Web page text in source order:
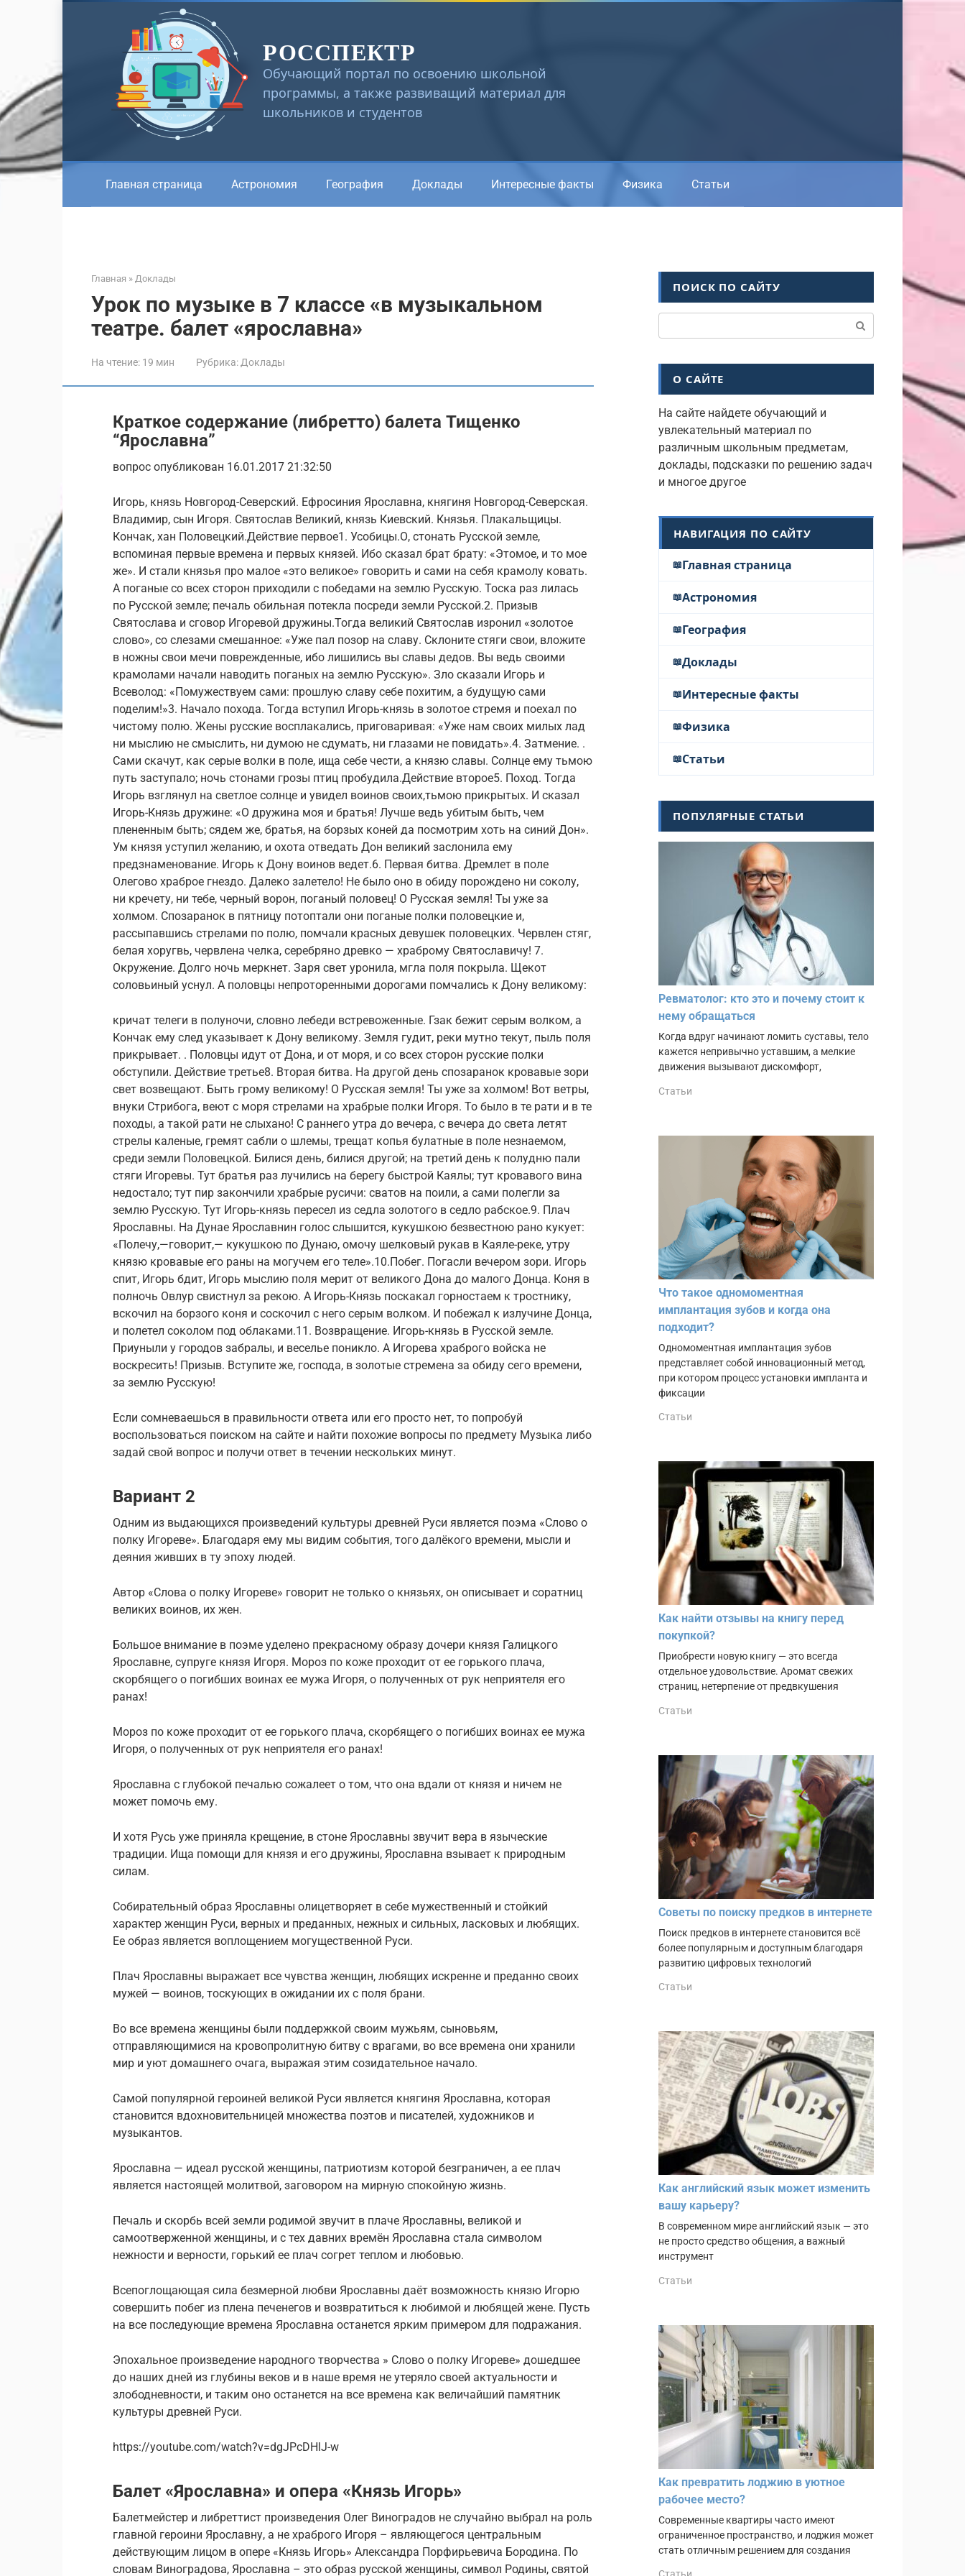
РОССПЕКТР
Обучающий портал по освоению школьной
программы, а также развиващий материал для
школьников и студентов
Главная страница Астрономия География Доклады Интересные факты Физика Статьи
Главная » Доклады
Урок по музыке в 7 классе «в музыкальном
театре. балет «ярославна»
На чтение: 19 мин Рубрика: Доклады
Краткое содержание (либретто) балета Тищенко
“Ярославна”
вопрос опубликован 16.01.2017 21:32:50
Игорь, князь Новгород-Северский. Ефросиния Ярославна, княгиня Новгород-Северская.
Владимир, сын Игоря. Святослав Великий, князь Киевский. Князья. Плакальщицы.
Кончак, хан Половецкий.Действие первое1. Усобицы.О, стонать Русской земле,
вспоминая первые времена и первых князей. Ибо сказал брат брату: «Этомое, и то мое
же». И стали князья про малое «это великое» говорить и сами на себя крамолу ковать.
А поганые со всех сторон приходили с победами на землю Русскую. Тоска раз лилась
по Русской земле; печаль обильная потекла посреди земли Русской.2. Призыв
Святослава и сговор Игоревой дружины.Тогда великий Святослав изронил «золотое
слово», со слезами смешанное: «Уже пал позор на славу. Склоните стяги свои, вложите
в ножны свои мечи поврежденные, ибо лишились вы славы дедов. Вы ведь своими
крамолами начали наводить поганых на землю Русскую». Зло сказали Игорь и
Всеволод: «Помужествуем сами: прошлую славу себе похитим, а будущую сами
поделим!»3. Начало похода. Тогда вступил Игорь-князь в золотое стремя и поехал по
чистому полю. Жены русские восплакались, приговаривая: «Уже нам своих милых лад
ни мыслию не смыслить, ни думою не сдумать, ни глазами не повидать».4. Затмение. .
Сами скачут, как серые волки в поле, ища себе чести, а князю славы. Солнце ему тьмою
путь заступало; ночь стонами грозы птиц пробудила.Действие второе5. Поход. Тогда
Игорь взглянул на светлое солнце и увидел воинов своих,тьмою прикрытых. И сказал
Игорь-Князь дружине: «О дружина моя и братья! Лучше ведь убитым быть, чем
плененным быть; сядем же, братья, на борзых коней да посмотрим хоть на синий Дон».
Ум князя уступил желанию, и охота отведать Дон великий заслонила ему
предзнаменование. Игорь к Дону воинов ведет.6. Первая битва. Дремлет в поле
Олегово храброе гнездо. Далеко залетело! Не было оно в обиду порождено ни соколу,
ни кречету, ни тебе, черный ворон, поганый половец! О Русская земля! Ты уже за
холмом. Спозаранок в пятницу потоптали они поганые полки половецкие и,
рассыпавшись стрелами по полю, помчали красных девушек половецких. Червлен стяг,
белая хоругвь, червлена челка, серебряно древко — храброму Святославичу! 7.
Окружение. Долго ночь меркнет. Заря свет уронила, мгла поля покрыла. Щекот
соловьиный уснул. А половцы непроторенными дорогами помчались к Дону великому:
кричат телеги в полуночи, словно лебеди встревоженные. Гзак бежит серым волком, а
Кончак ему след указывает к Дону великому. Земля гудит, реки мутно текут, пыль поля
прикрывает. . Половцы идут от Дона, и от моря, и со всех сторон русские полки
обступили. Действие третье8. Вторая битва. На другой день спозаранок кровавые зори
свет возвещают. Быть грому великому! О Русская земля! Ты уже за холмом! Вот ветры,
внуки Стрибога, веют с моря стрелами на храбрые полки Игоря. То было в те рати и в те
походы, а такой рати не слыхано! С раннего утра до вечера, с вечера до света летят
стрелы каленые, гремят сабли о шлемы, трещат копья булатные в поле незнаемом,
среди земли Половецкой. Билися день, билися другой; на третий день к полудню пали
стяги Игоревы. Тут братья раз лучились на берегу быстрой Каялы; тут кровавого вина
недостало; тут пир закончили храбрые русичи: сватов на поили, а сами полегли за
землю Русскую. Тут Игорь-князь пересел из седла золотого в седло рабское.9. Плач
Ярославны. На Дунае Ярославнин голос слышится, кукушкою безвестною рано кукует:
«Полечу,—говорит,— кукушкою по Дунаю, омочу шелковый рукав в Каяле-реке, утру
князю кровавые его раны на могучем его теле».10.Побег. Погасли вечером зори. Игорь
спит, Игорь бдит, Игорь мыслию поля мерит от великого Дона до малого Донца. Коня в
полночь Овлур свистнул за рекою. А Игорь-Князь поскакал горностаем к тростнику,
вскочил на борзого коня и соскочил с него серым волком. И побежал к излучине Донца,
и полетел соколом под облаками.11. Возвращение. Игорь-князь в Русской земле.
Приуныли у городов забралы, и веселье поникло. А Игорева храброго войска не
воскресить! Призыв. Вступите же, господа, в золотые стремена за обиду сего времени,
за землю Русскую!
Если сомневаешься в правильности ответа или его просто нет, то попробуй
воспользоваться поиском на сайте и найти похожие вопросы по предмету Музыка либо
задай свой вопрос и получи ответ в течении нескольких минут.
Вариант 2
Одним из выдающихся произведений культуры древней Руси является поэма «Слово о
полку Игореве». Благодаря ему мы видим события, того далёкого времени, мысли и
деяния живших в ту эпоху людей.
Автор «Слова о полку Игореве» говорит не только о князьях, он описывает и соратниц
великих воинов, их жен.
Большое внимание в поэме уделено прекрасному образу дочери князя Галицкого
Ярославне, супруге князя Игоря. Мороз по коже проходит от ее горького плача,
скорбящего о погибших воинах ее мужа Игоря, о полученных от рук неприятеля его
ранах!
Мороз по коже проходит от ее горького плача, скорбящего о погибших воинах ее мужа
Игоря, о полученных от рук неприятеля его ранах!
Ярославна с глубокой печалью сожалеет о том, что она вдали от князя и ничем не
может помочь ему.
И хотя Русь уже приняла крещение, в стоне Ярославны звучит вера в языческие
традиции. Ища помощи для князя и его дружины, Ярославна взывает к природным
силам.
Собирательный образ Ярославны олицетворяет в себе мужественный и стойкий
характер женщин Руси, верных и преданных, нежных и сильных, ласковых и любящих.
Ее образ является воплощением могущественной Руси.
Плач Ярославны выражает все чувства женщин, любящих искренне и преданно своих
мужей — воинов, тоскующих в ожидании их с поля брани.
Во все времена женщины были поддержкой своим мужьям, сыновьям,
отправляющимися на кровопролитную битву с врагами, во все времена они хранили
мир и уют домашнего очага, выражая этим созидательное начало.
Самой популярной героиней великой Руси является княгиня Ярославна, которая
становится вдохновительницей множества поэтов и писателей, художников и
музыкантов.
Ярославна — идеал русской женщины, патриотизм которой безграничен, а ее плач
является настоящей молитвой, заговором на мирную спокойную жизнь.
Печаль и скорбь всей земли родимой звучит в плаче Ярославны, великой и
самоотверженной женщины, и с тех давних времён Ярославна стала символом
нежности и верности, горький ее плач согрет теплом и любовью.
Всепоглощающая сила безмерной любви Ярославны даёт возможность князю Игорю
совершить побег из плена печенегов и возвратиться к любимой и любящей жене. Пусть
на все последующие времена Ярославна останется ярким примером для подражания.
Эпохальное произведение народного творчества » Слово о полку Игореве» дошедшее
до наших дней из глубины веков и в наше время не утеряло своей актуальности и
злободневности, и таким оно останется на все времена как величайший памятник
культуры древней Руси.
https://youtube.com/watch?v=dgJPcDHlJ-w
Балет «Ярославна» и опера «Князь Игорь»
Балетмейстер и либреттист произведения Олег Виноградов не случайно выбрал на роль
главной героини Ярославну, а не храброго Игоря – являющегося центральным
действующим лицом в опере «Князь Игорь» Александра Порфирьевича Бородина. По
словам Виноградова, Ярославна – это образ русской женщины, символ Родины, святой
ПОИСК ПО САЙТУ
О САЙТЕ
На сайте найдете обучающий и
увлекательный материал по
различным школьным предметам,
доклады, подсказки по решению задач
и многое другое
НАВИГАЦИЯ ПО САЙТУ
Главная страница
Астрономия
География
Доклады
Интересные факты
Физика
Статьи
ПОПУЛЯРНЫЕ СТАТЬИ
Ревматолог: кто это и почему стоит к
нему обращаться
Когда вдруг начинают ломить суставы, тело
кажется непривычно уставшим, а мелкие
движения вызывают дискомфорт,
Статьи
Что такое одномоментная
имплантация зубов и когда она
подходит?
Одномоментная имплантация зубов
представляет собой инновационный метод,
при котором процесс установки импланта и
фиксации
Статьи
Как найти отзывы на книгу перед
покупкой?
Приобрести новую книгу — это всегда
отдельное удовольствие. Аромат свежих
страниц, нетерпение от предвкушения
Статьи
Советы по поиску предков в интернете
Поиск предков в интернете становится всё
более популярным и доступным благодаря
развитию цифровых технологий
Статьи
Как английский язык может изменить
вашу карьеру?
В современном мире английский язык — это
не просто средство общения, а важный
инструмент
Статьи
Как превратить лоджию в уютное
рабочее место?
Современные квартиры часто имеют
ограниченное пространство, и лоджия может
стать отличным решением для создания